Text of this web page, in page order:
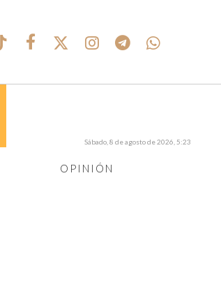
OPINIÓN
Sábado, 8 de agosto de 2026, 5:23